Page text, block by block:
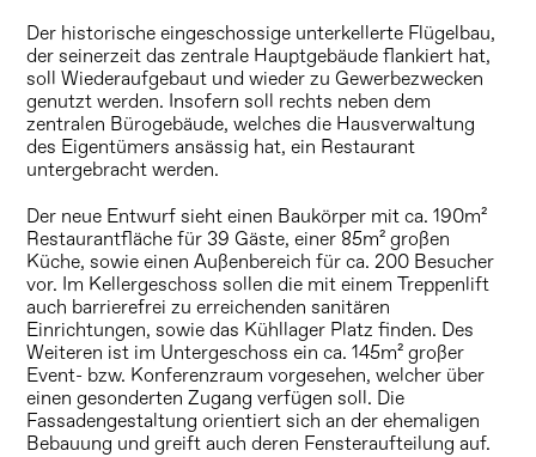
Der historische eingeschossige unterkellerte Flügelbau,
der seinerzeit das zentrale Hauptgebäude flankiert hat,
soll Wiederaufgebaut und wieder zu Gewerbezwecken
genutzt werden. Insofern soll rechts neben dem
zentralen Bürogebäude, welches die Hausverwaltung
des Eigentümers ansässig hat, ein Restaurant
untergebracht werden.
Der neue Entwurf sieht einen Baukörper mit ca. 190m²
Restaurantfläche für 39 Gäste, einer 85m² großen
Küche, sowie einen Außenbereich für ca. 200 Besucher
vor. Im Kellergeschoss sollen die mit einem Treppenlift
auch barrierefrei zu erreichenden sanitären
Einrichtungen, sowie das Kühllager Platz finden. Des
Weiteren ist im Untergeschoss ein ca. 145m² großer
Event- bzw. Konferenzraum vorgesehen, welcher über
einen gesonderten Zugang verfügen soll. Die
Fassadengestaltung orientiert sich an der ehemaligen
Bebauung und greift auch deren Fensteraufteilung auf.